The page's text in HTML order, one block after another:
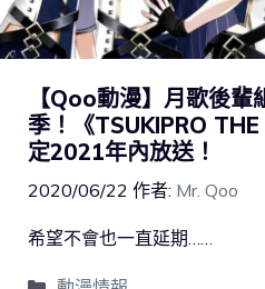
【Qoo動漫】月歌後
季！《TSUKIPRO
定2021年內放送！
2020/06/22 作者: Mr. Qoo
希望不會也一直延期……